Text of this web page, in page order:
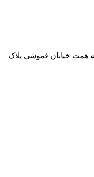
همت خیابان قموشی پلاک